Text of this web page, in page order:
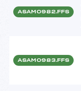
ASAM0982.FFS
ASAM0983.FFS